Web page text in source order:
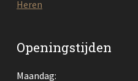
Heren
Openingstijden
Maandag: